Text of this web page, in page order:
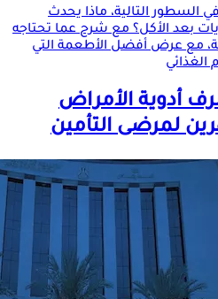
التالية، ماذا يحدث
بعد الأكل؟ مع شرح عما تحتاجه
مع عرض أفضل الأطعمة التي
الغذائي
أدويةالأمراض
لمرضى التأمين